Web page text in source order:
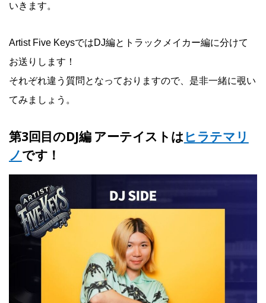
いきます。
Artist Five KeysではDJ編とトラックメイカー編に分けて
お送りします！
それぞれ違う質問となっておりますので、是非一緒に覗い
てみましょう。
第3回目のDJ編 アーテイストは ヒラテマリ
ノ です！